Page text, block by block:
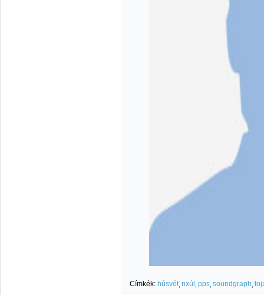
Címkék: húsvét nxúl pps soundgraph